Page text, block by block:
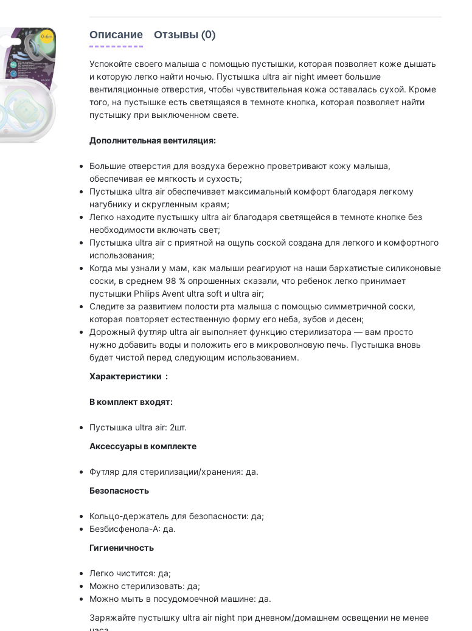
Описание Отзывы (0)
Успокойте своего малыша с помощью пустышки, которая позволяет коже дышать
и которую легко найти ночью. Пустышка ultra air night имеет большие
вентиляционные отверстия, чтобы чувствительная кожа оставалась сухой. Кроме
того, на пустышке есть светящаяся в темноте кнопка, которая позволяет найти
пустышку при выключенном свете.
Дополнительная вентиляция:
Большие отверстия для воздуха бережно проветривают кожу малыша,
обеспечивая ее мягкость и сухость;
Пустышка ultra air обеспечивает максимальный комфорт благодаря легкому
нагубнику и скругленным краям;
Легко находите пустышку ultra air благодаря светящейся в темноте кнопке без
необходимости включать свет;
Пустышка ultra air с приятной на ощупь соской создана для легкого и комфортного
использования;
Когда мы узнали у мам, как малыши реагируют на наши бархатистые силиконовые
соски, в среднем 98 % опрошенных сказали, что ребенок легко принимает
пустышки Philips Avent ultra soft и ultra air;
Следите за развитием полости рта малыша с помощью симметричной соски,
которая повторяет естественную форму его неба, зубов и десен;
Дорожный футляр ultra air выполняет функцию стерилизатора — вам просто
нужно добавить воды и положить его в микроволновую печь. Пустышка вновь
будет чистой перед следующим использованием.
Характеристики :
В комплект входят:
Пустышка ultra air: 2шт.
Аксессуары в комплекте
Футляр для стерилизации/хранения: да.
Безопасность
Кольцо-держатель для безопасности: да;
Безбисфенола-А: да.
Гигиеничность
Легко чистится: да;
Можно стерилизовать: да;
Можно мыть в посудомоечной машине: да.
Заряжайте пустышку ultra air night при дневном/домашнем освещении не менее